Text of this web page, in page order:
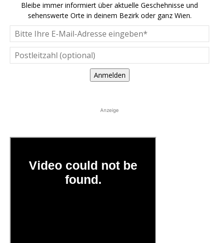
Bleibe immer informiert über aktuelle Geschehnisse und
sehenswerte Orte in deinem Bezirk oder ganz Wien.
Anmelden
Anzeige